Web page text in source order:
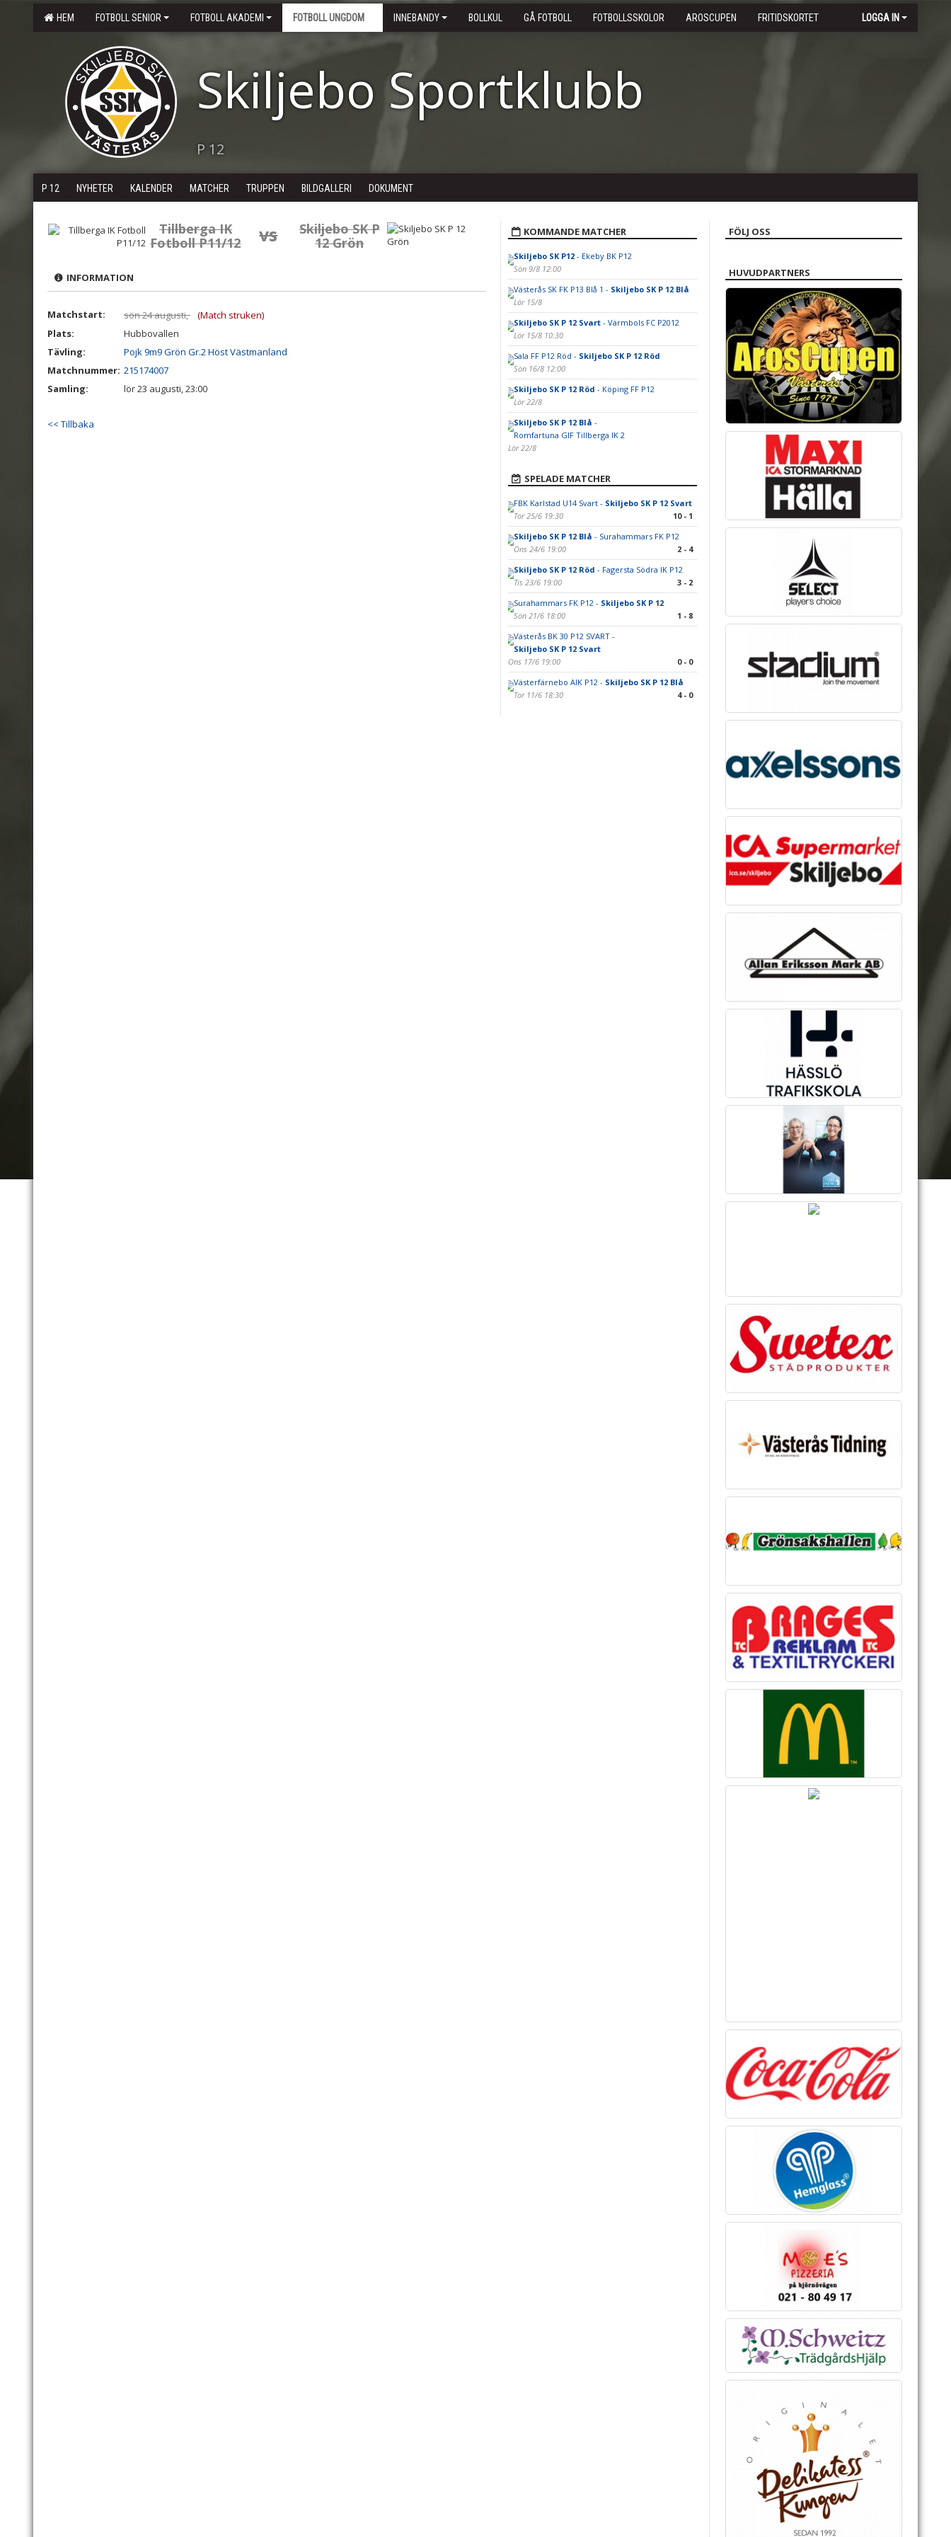
HEM FOTBOLL SENIOR FOTBOLL AKADEMI FOTBOLL UNGDOM INNEBANDY BOLLKUL GÅ FOTBOLL FOTBOLLSSKOLOR AROSCUPEN FRITIDSKORTET LOGGA IN
Skiljebo Sportklubb
P 12
P 12 NYHETER KALENDER MATCHER TRUPPEN BILDGALLERI DOKUMENT
Tillberga IK
Fotboll P11/12
vs
Skiljebo SK P
12 Grön
INFORMATION
Matchstart: sön 24 augusti, (Match struken)
Plats:
Hubbovallen
Tävling:
Pojk 9m9 Grön Gr.2 Höst Västmanland
Matchnummer: 215174007
Samling:
lör 23 augusti, 23:00
<< Tillbaka
KOMMANDE MATCHER
Skiljebo SK P12- Ekeby BK P12
Sön 9/8 12:00
Västerås SK FK P13 Blå 1 - Skiljebo SK P 12 Blå
Lör 15/8
Skiljebo SK P 12 Svart- Värmbols FC P2012
Lör 15/8 10:30
Sala FF P12 Röd - Skiljebo SK P 12 Röd
Sön 16/8 12:00
Skiljebo SK P 12 Röd - Köping FF P12
Lör 22/8
Skiljebo SK P 12 Blå -
Romfartuna GIF Tillberga IK 2
Lör 22/8
SPELADE MATCHER
FBK Karlstad U14 Svart - Skiljebo SK P 12 Svart
Tor 25/6 19:30
10 - 1
Skiljebo SK P 12 Blå - Surahammars FK P12
Ons 24/6 19:00
2 - 4
Skiljebo SK P 12 Röd - Fagersta Södra IK P12
Tis 23/6 19:00
3 - 2
Surahammars FK P12 - Skiljebo SK P 12
Sön 21/6 18:00
1 - 8
Västerås BK 30 P12 SVART -
Skiljebo SK P 12 Svart
Ons 17/6 19:00
0 - 0
Västerfärnebo AIK P12 - Skiljebo SK P 12 Blå
Tor 11/6 18:30
4 - 0
FÖLJ OSS
HUVUDPARTNERS